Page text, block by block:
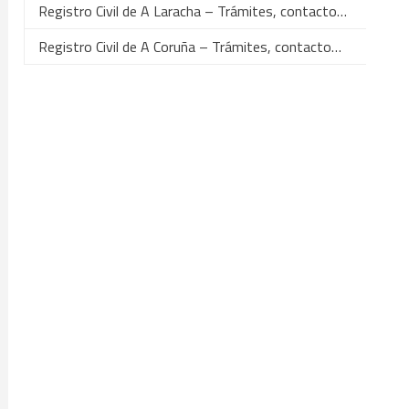
Registro Civil de A Laracha – Trámites, contacto…
Registro Civil de A Coruña – Trámites, contacto…